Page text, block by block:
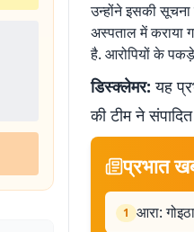
उन्होंने इसकी सूचना
अस्पताल में कराया
है. आरोपियों के पकड़े
डिस्क्लेमर: यह
की टीम ने
प्रभात
1 आरा: